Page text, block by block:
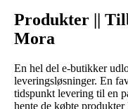
Produkter ||
Mora
En hel del e-butikker
leveringsløsninger. En
tidspunkt levering til en
hente de købte